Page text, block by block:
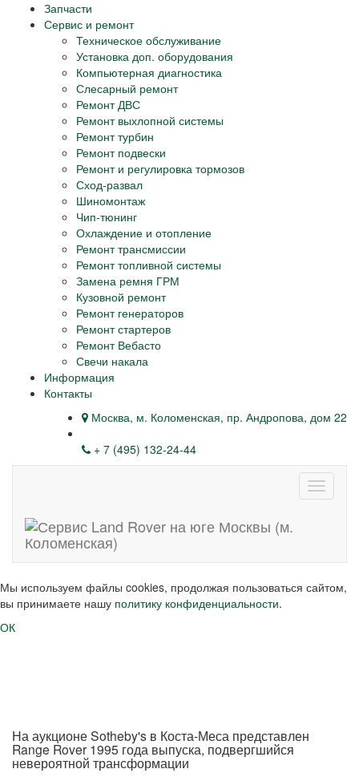
Запчасти
Сервис и ремонт
Техническое обслуживание
Установка доп. оборудования
Компьютерная диагностика
Слесарный ремонт
Ремонт ДВС
Ремонт выхлопной системы
Ремонт турбин
Ремонт подвески
Ремонт и регулировка тормозов
Сход-развал
Шиномонтаж
Чип-тюнинг
Охлаждение и отопление
Ремонт трансмиссии
Ремонт топливной системы
Замена ремня ГРМ
Кузовной ремонт
Ремонт генераторов
Ремонт стартеров
Ремонт Вебасто
Свечи накала
Информация
Контакты
Москва, м. Коломенская, пр. Андропова, дом 22
+ 7 (495) 132-24-44
Мы используем файлы cookies, продолжая пользоваться сайтом,
вы принимаете нашу политику конфиденциальности.
ОК
На аукционе Sotheby's в Коста-Меса представлен
Range Rover 1995 года выпуска, подвергшийся
невероятной трансформации